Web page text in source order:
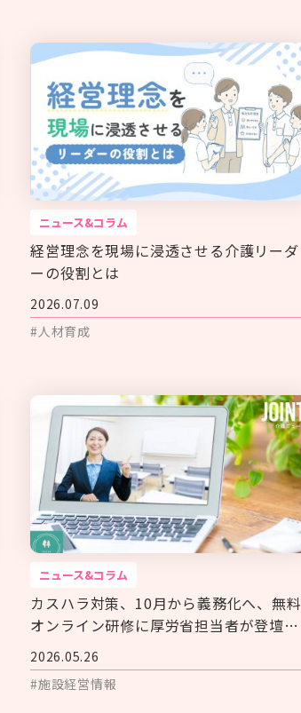
ニュース&コラム
経営理念を現場に浸透させる介護リーダ
ーの役割とは
2026.07.09
#人材育成
ニュース&コラム
カスハラ対策、10月から義務化へ、無料
オンライン研修に厚労省担当者が登壇＝
介ホ協
2026.05.26
#施設経営情報